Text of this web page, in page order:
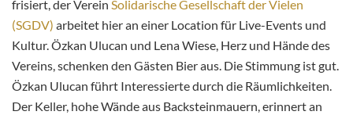
frisiert, der Verein Solidarische Gesellschaft der Vielen
(SGDV) arbeitet hier an einer Location für Live-Events und
Kultur. Özkan Ulucan und Lena Wiese, Herz und Hände des
Vereins, schenken den Gästen Bier aus. Die Stimmung ist gut.
Özkan Ulucan führt Interessierte durch die Räumlichkeiten.
Der Keller, hohe Wände aus Backsteinmauern, erinnert an